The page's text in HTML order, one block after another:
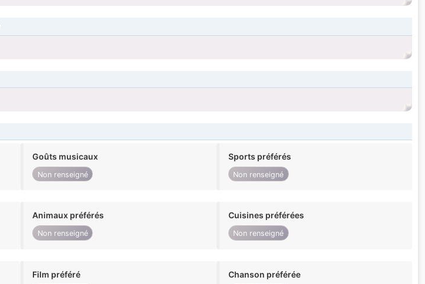
Goûts musicaux
Non renseigné
Sports préférés
Non renseigné
Animaux préférés
Non renseigné
Cuisines préférées
Non renseigné
Film préféré Chanson préférée